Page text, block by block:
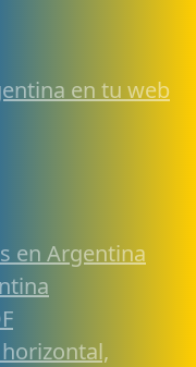
en tu web
en Argentina